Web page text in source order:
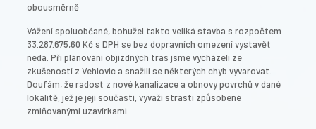
obousměrně
Vážení spoluobčané, bohužel takto veliká stavba s rozpočtem
33.287.675,60 Kč s DPH se bez dopravních omezení vystavět
nedá. Při plánování objízdných tras jsme vycházeli ze
zkušeností z Vehlovic a snažili se některých chyb vyvarovat.
Doufám, že radost z nové kanalizace a obnovy povrchů v dané
lokalitě, jež je její součástí, vyváží strasti způsobené
zmiňovanými uzavírkami.